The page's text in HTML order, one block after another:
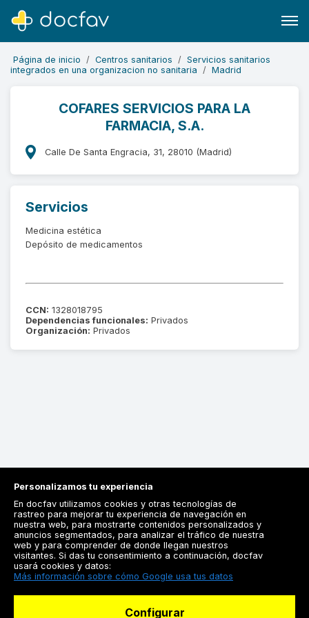
Buscar
Software para clínicas
Soporte
Página de inicio Centros sanitarios
Servicios sanitarios
integrados en una organizacion no sanitaria
Madrid
COFARES SERVICIOS PARA LA
FARMACIA, S.A.
Calle De Santa Engracia, 31, 28010 (Madrid)
Servicios
Medicina estética
Depósito de medicamentos
CCN: 1328018795
Dependencias funcionales: Privados
Organización: Privados
Registrarse
Docfav
Personalizamos tu experiencia
En docfav utilizamos cookies y otras tecnologías de
rastreo para mejorar tu experiencia de navegación en
nuestra web, para mostrarte contenidos personalizados y
anuncios segmentados, para analizar el tráfico de nuestra
web y para comprender de donde llegan nuestros
visitantes. Si das tu consentimiento a continuación, docfav
usará cookies y datos:
Más información sobre cómo Google usa tus datos
Configurar